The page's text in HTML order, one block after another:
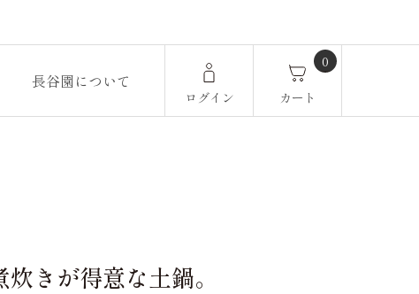
長谷園について
ログイン
0
カート
きが得意な土鍋。